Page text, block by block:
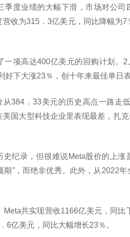
季度业绩的大幅下滑，市场对公司
收为315．3亿美元，同比降幅为
一项高达400亿美元的回购计划。
好下大涨23％，创十年来最佳单日表
384．33美元的历史高点一路走
国大型科技企业里表现最差，扎
纪录，但很难说Meta股价的上涨
期”，而绝非优秀。此外，从2022
共实现营收1166亿美元，同比
6亿美元，同比大幅增长23％。